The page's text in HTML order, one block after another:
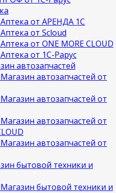
от АРЕНДА 1С
от Scloud
от ONE MORE CLOUD
от 1С-Рарус
автозапчастей
автозапчастей от
автозапчастей от
автозапчастей от
автозапчастей от
бытовой техники и
бытовой техники и